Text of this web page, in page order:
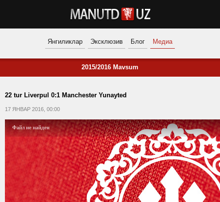
Янгиликлар Эксклюзив Блог Медиа
2015/2016 Mavsum
22 tur Liverpul 0:1 Manchester Yunayted
17 ЯНВАР 2016, 00:00